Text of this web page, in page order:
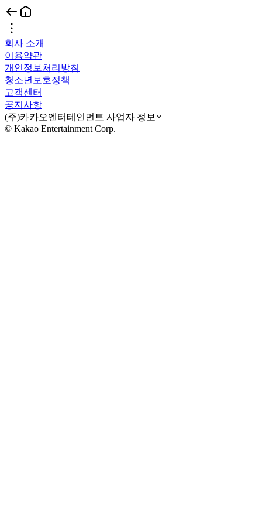
회사 소개
이용약관
개인정보처리방침
청소년보호정책
고객센터
공지사항
(주)카카오엔터테인먼트 사업자 정보
© Kakao Entertainment Corp.